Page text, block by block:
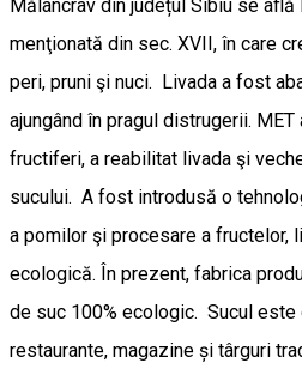
Mălâncrav din județul Sibiu se
menţionată din sec. XVII, în care
peri, pruni şi nuci. Livada a fost
ajungând în pragul distrugerii.
fructiferi, a reabilitat livada şi
sucului. A fost introdusă o
a pomilor şi procesare a fructelor,
ecologică. În prezent, fabrica
de suc 100% ecologic. Sucul
restaurante, magazine și târguri